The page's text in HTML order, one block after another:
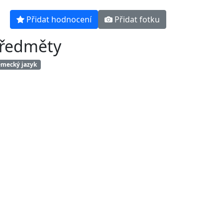
Přidat hodnocení Přidat fotku
jazyk